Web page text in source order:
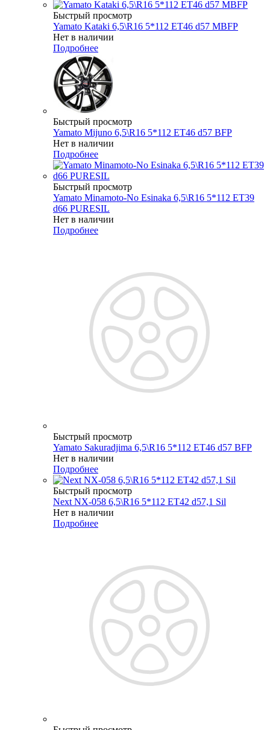
Быстрый просмотр
Yamato Kataki 6,5\R16 5*112 ET46 d57 MBFP
Нет в наличии
Подробнее
Быстрый просмотр
Yamato Mijuno 6,5\R16 5*112 ET46 d57 BFP
Нет в наличии
Подробнее
Быстрый просмотр
Yamato Minamoto-No Esinaka 6,5\R16 5*112 ET39
d66 PURESIL
Нет в наличии
Подробнее
Быстрый просмотр
Yamato Sakuradjima 6,5\R16 5*112 ET46 d57 BFP
Нет в наличии
Подробнее
Быстрый просмотр
Next NX-058 6,5\R16 5*112 ET42 d57,1 Sil
Нет в наличии
Подробнее